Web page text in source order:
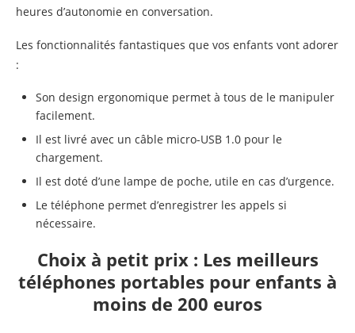
heures d’autonomie en conversation.
Les fonctionnalités fantastiques que vos enfants vont adorer
:
Son design ergonomique permet à tous de le manipuler
facilement.
Il est livré avec un câble micro-USB 1.0 pour le
chargement.
Il est doté d’une lampe de poche, utile en cas d’urgence.
Le téléphone permet d’enregistrer les appels si
nécessaire.
Choix à petit prix : Les meilleurs
téléphones portables pour enfants à
moins de 200 euros